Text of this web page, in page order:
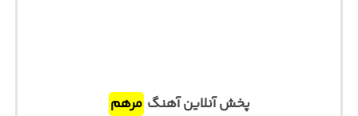
پخش آنلاین آهنگ مرهم